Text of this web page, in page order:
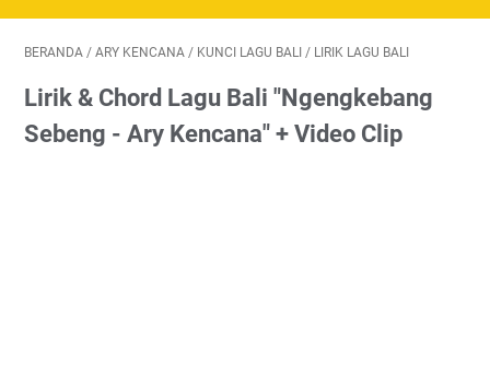
BERANDA / ARY KENCANA / KUNCI LAGU BALI / LIRIK LAGU BALI
Lirik & Chord Lagu Bali "Ngengkebang
Sebeng - Ary Kencana" + Video Clip